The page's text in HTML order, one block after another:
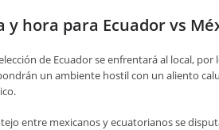
y hora para Ecuador vs
de Ecuador se enfrentará al local,
un ambiente hostil con un aliento
entre mexicanos y ecuatorianos se